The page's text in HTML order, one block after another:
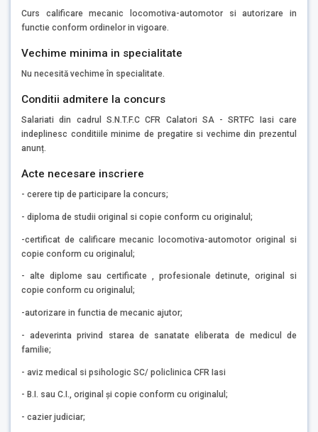
Curs calificare mecanic locomotiva-automotor si autorizare in
functie conform ordinelor in vigoare.
Vechime minima in specialitate
Nu necesită vechime în specialitate.
Conditii admitere la concurs
Salariati din cadrul S.N.T.F.C CFR Calatori SA - SRTFC Iasi care
indeplinesc conditiile minime de pregatire si vechime din prezentul
anunț.
Acte necesare inscriere
- cerere tip de participare la concurs;
- diploma de studii original si copie conform cu originalul;
-certificat de calificare mecanic locomotiva-automotor original si
copie conform cu originalul;
- alte diplome sau certificate , profesionale detinute, original si
copie conform cu originalul;
-autorizare in functia de mecanic ajutor;
- adeverinta privind starea de sanatate eliberata de medicul de
familie;
- aviz medical si psihologic SC/ policlinica CFR Iasi
- B.I. sau C.I., original și copie conform cu originalul;
- cazier judiciar;